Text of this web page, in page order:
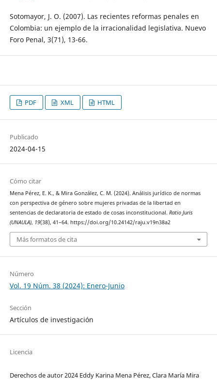
Sotomayor, J. O. (2007). Las recientes reformas penales en
Colombia: un ejemplo de la irracionalidad legislativa. Nuevo
Foro Penal, 3(71), 13-66.
PDF XML HTML
Publicado
2024-04-15
Cómo citar
Mena Pérez, E. K., & Mira González, C. M. (2024). Análisis jurídico de normas
con perspectiva de género sobre mujeres privadas de la libertad en
sentencias de declaratoria de estado de cosas inconstitucional. Ratio Juris
(UNAULA), 19(38), 41–64. https://doi.org/10.24142/raju.v19n38a2
Más formatos de cita
Número
Vol. 19 Núm. 38 (2024): Enero-Junio
Sección
Artículos de investigación
Licencia
Derechos de autor 2024 Eddy Karina Mena Pérez, Clara María Mira